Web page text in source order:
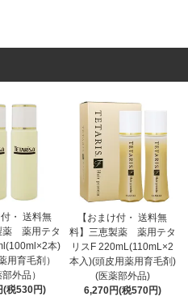
付・ 送料無
薬 薬用テタ
本)
用育毛剤）
部外品）
(税530円)
【おまけ付・ 送料無
料】三恵製薬 薬用テタ
リスF 220mL(110mL×2
本入)(頭皮用薬用育毛剤)
(医薬部外品)
6,270円(税570円)